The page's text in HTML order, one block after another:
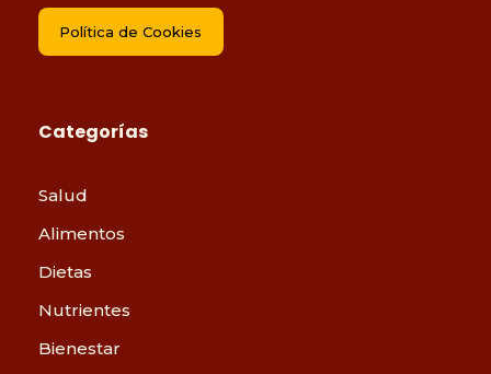
Política de Cookies
Categorías
Salud
Alimentos
Dietas
Nutrientes
Bienestar